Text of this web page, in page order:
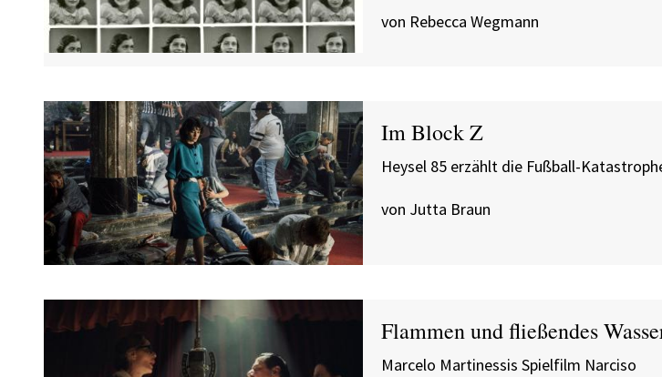
von Rebecca Wegmann
Im Block Z
Heysel 85 erzählt die Fußball-
von Jutta Braun
Flammen und fließendes
Marcelo Martinessis Spielfilm Narciso